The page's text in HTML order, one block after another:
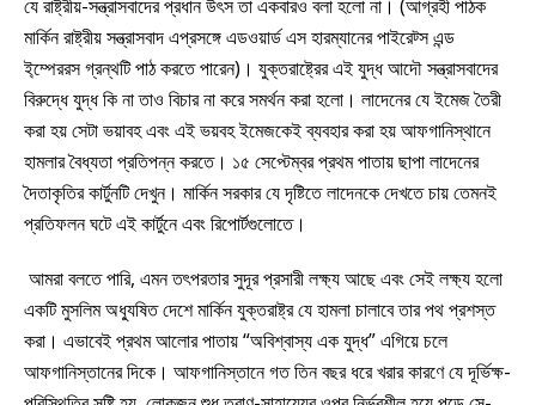
যে রাষ্ট্রীয়-সন্ত্রাসবাদের প্রধান উৎস তা একবারও বলা হলো না। (আগ্রহী পাঠক
মার্কিন রাষ্ট্রীয় সন্ত্রাসবাদ এপ্রসঙ্গে এডওয়ার্ড এস হারম্যানের পাইরেট্স এন্ড
ই্ম্পেররস গ্রন্থটি পাঠ করতে পারেন)। যুক্তরাষ্ট্রের এই যুদ্ধ আদৌ সন্ত্রাসবাদের
বিরুদ্ধে যুদ্ধ কি না তাও বিচার না করে সমর্থন করা হলো। লাদেনের যে ইমেজ তৈরী
করা হয় সেটা ভয়াবহ এবং এই ভয়বহ ইমেজকেই ব্যবহার করা হয় আফগানিস্থানে
হামলার বৈধ্যতা প্রতিপন্ন করতে। ১৫ সেপ্টেম্বর প্রথম পাতায় ছাপা লাদেনের
দৈতাকৃতির কার্টুনটি দেখুন। মার্কিন সরকার যে দৃষ্টিতে লাদেনকে দেখতে চায় তেমনই
প্রতিফলন ঘটে এই কার্টুনে এবং রিপোর্টগুলোতে।
আমরা বলতে পারি, এমন তৎপরতার সুদূর প্রসারী লক্ষ্য আছে এবং সেই লক্ষ্য হলো
একটি মুসলিম অধ্যুষিত দেশে মার্কিন যুক্তরাষ্ট্র যে হামলা চালাবে তার পথ প্রশস্ত
করা। এভাবেই প্রথম আলোর পাতায় “অবিশ্বাস্য এক যুদ্ধ” এগিয়ে চলে
আফগানিস্তানের দিকে। আফগানিস্তানে গত তিন বছর ধরে খরার কারণে যে দূর্ভিক্ষ-